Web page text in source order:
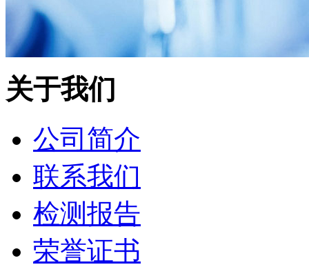
关于我们
公司简介
联系我们
检测报告
荣誉证书